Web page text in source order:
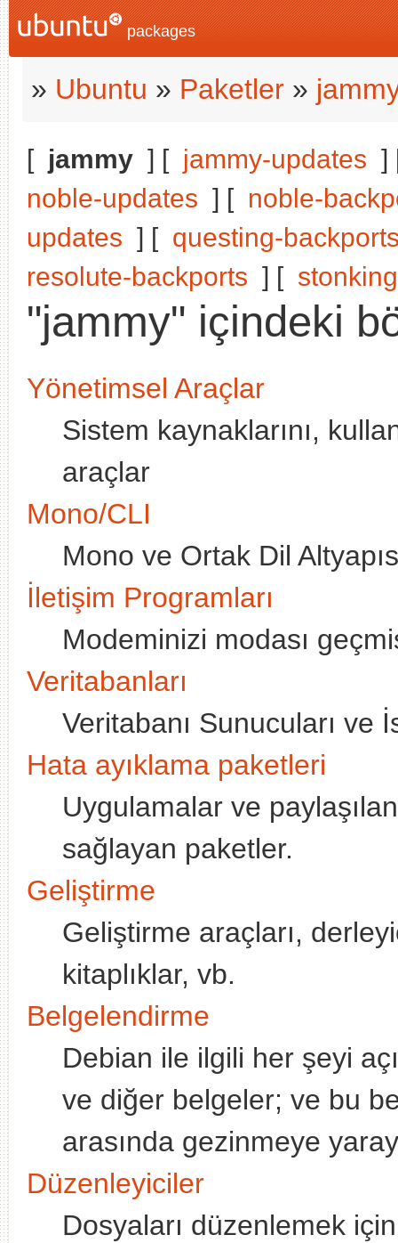
packages
» Ubuntu » Paketler »
[ jammy ] [ jammy-updates
noble-updates ] [ noble-
updates ] [ questing-
resolute-backports ] [ stonking
"jammy" içindeki
Yönetimsel Araçlar
Sistem kaynaklarını,
araçlar
Mono/CLI
Mono ve Ortak Dil
İletişim Programları
Modeminizi modası
Veritabanları
Veritabanı Sunucuları ve
Hata ayıklama paketleri
Uygulamalar ve
sağlayan paketler.
Geliştirme
Geliştirme araçları,
kitaplıklar, vb.
Belgelendirme
Debian ile ilgili her şeyi
ve diğer belgeler; ve bu
arasında gezinmeye
Düzenleyiciler
Dosyaları düzenlemek